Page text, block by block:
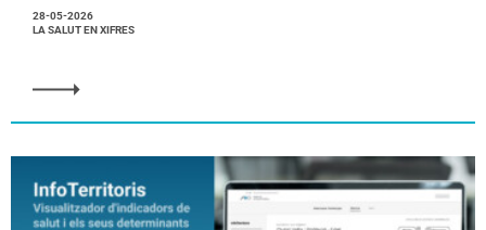
28-05-2026
LA SALUT EN XIFRES